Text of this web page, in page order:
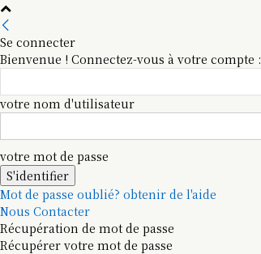
Se connecter
Bienvenue ! Connectez-vous à votre compte :
votre nom d'utilisateur
votre mot de passe
Mot de passe oublié? obtenir de l'aide
Nous Contacter
Récupération de mot de passe
Récupérer votre mot de passe